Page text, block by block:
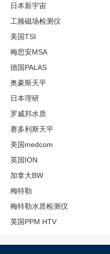
日本新宇宙
工频磁场检测仪
美国TSI
梅思安MSA
德国PALAS
奥豪斯天平
日本理研
罗威邦水质
赛多利斯天平
美国medcom
英国ION
加拿大BW
梅特勒
梅特勒水质检测仪
英国PPM HTV